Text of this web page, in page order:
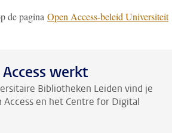
de pagina Open Access-beleid Universiteit
werkt
Bibliotheken Leiden vind je
en het Centre for Digital